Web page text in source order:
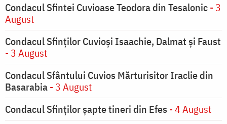
Condacul Sfintei Cuvioase Teodora din Tesalonic- 3
August
Condacul Sfinţilor Cuvioşi Isaachie, Dalmat şi Faust
- 3 August
Condacul Sfântului Cuvios Mărturisitor Iraclie din
Basarabia- 3 August
Condacul Sfinţilor şapte tineri din Efes - 4 August